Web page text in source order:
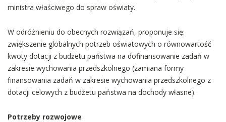
ministra właściwego do spraw oświaty.
W odróżnieniu do obecnych rozwiązań, proponuje się:
zwiększenie globalnych potrzeb oświatowych o równowartość
kwoty dotacji z budżetu państwa na dofinansowanie zadań w
zakresie wychowania przedszkolnego (zamiana formy
finansowania zadań w zakresie wychowania przedszkolnego z
dotacji celowych z budżetu państwa na dochody własne).
Potrzeby rozwojowe